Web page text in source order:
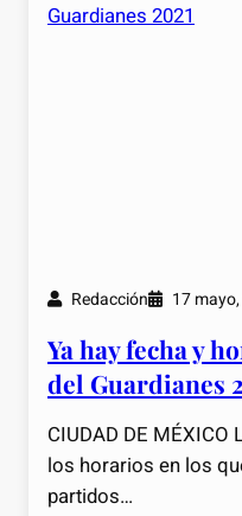
Redacción 17
Ya hay fecha y
del Guardianes
CIUDAD DE
los horarios en los
partidos…